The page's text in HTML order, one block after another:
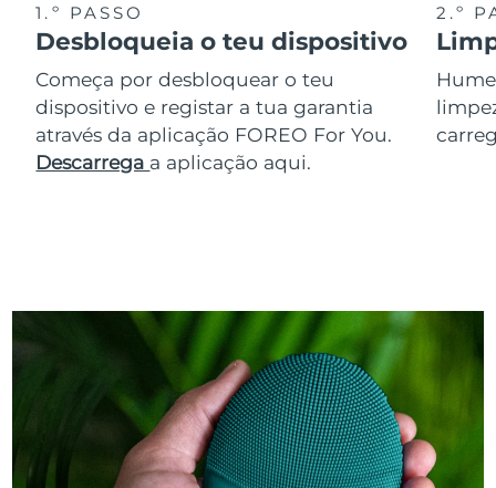
1.º PASSO
Desbloqueia o teu dispositivo
Começa por desbloquear o teu
dispositivo e registar a tua garantia
através da aplicação FOREO For You.
Descarrega a aplicação aqui.
2.º